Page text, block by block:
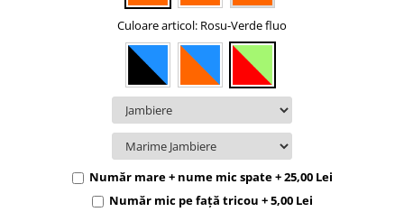
Culoare articol: Rosu-Verde fluo
Număr mare + nume mic spate + 25,00 Lei
Număr mic pe față tricou + 5,00 Lei